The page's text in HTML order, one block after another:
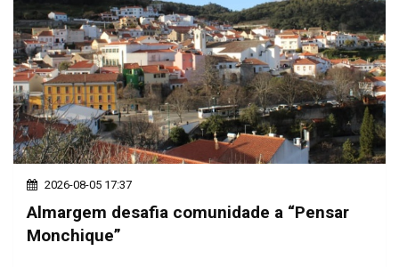
2026-08-05 17:37
Almargem desafia comunidade a “Pensar
Monchique”